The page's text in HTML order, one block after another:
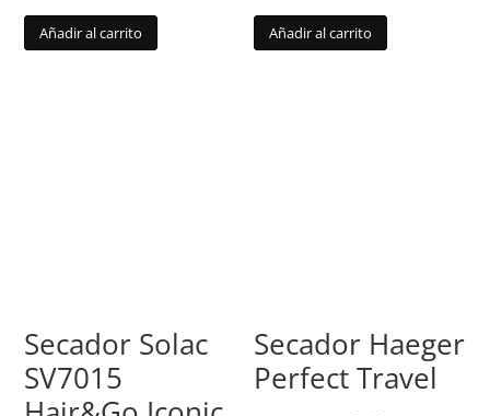
Añadir al carrito Añadir al carrito
Secador Solac
SV7015
Secador Haeger
Perfect Travel